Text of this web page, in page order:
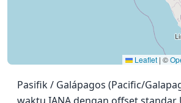
Leaflet | ©
Pasifik / Galápagos (Pacific/